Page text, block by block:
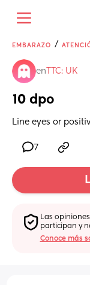
EMBARAZO /
en TTC: UK
10 dpo
Line eyes or
7
Las
participan y
Conoce más